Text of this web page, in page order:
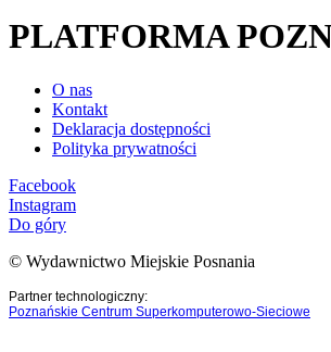
PLATFORMA
O nas
Kontakt
Deklaracja dostępności
Polityka prywatności
Facebook
Instagram
Do góry
© Wydawnictwo Miejskie Posnania
Partner technologiczny:
Poznańskie Centrum Superkomputerowo-Sieciowe